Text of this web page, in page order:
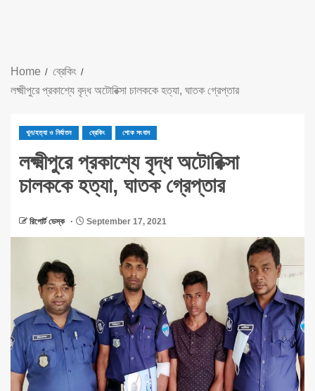
Home
ব্রেকিং
লক্ষ্মীপুরে প্রকাশ্যে বৃদ্ধ অটোরিক্সা চালককে হত্যা, ঘাতক গ্রেপ্তার
খুন/হত্যা ও নির্যাতন ব্রেকিং শোক সংবাদ
লক্ষ্মীপুরে প্রকাশ্যে বৃদ্ধ অটোরিক্সা
চালককে হত্যা, ঘাতক গ্রেপ্তার
রিপোর্ট ডেস্ক September 17, 2021